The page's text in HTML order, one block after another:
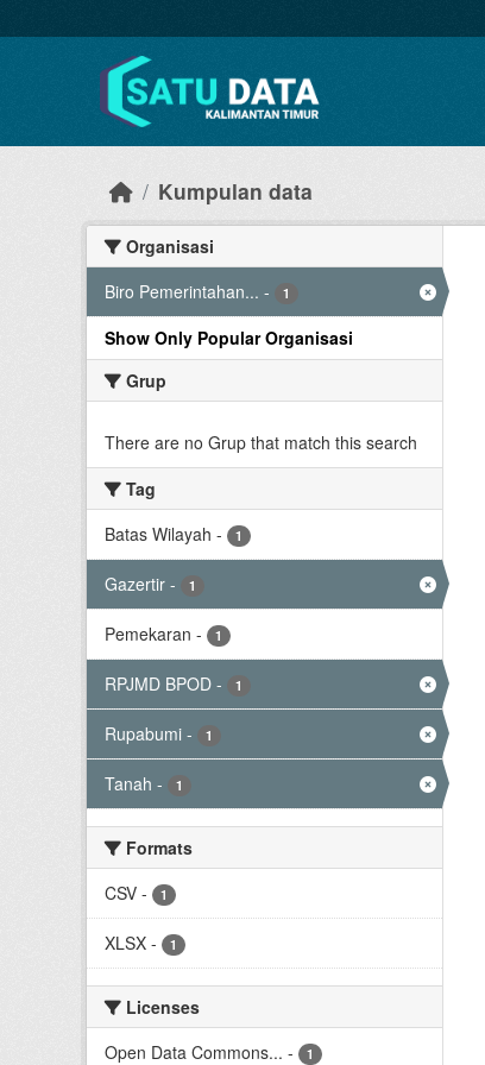
Kumpulan data
Organisasi
Biro Pemerintahan... - 1
Show Only Popular Organisasi
Grup
There are no Grup that match this search
Tag
Batas Wilayah - 1
Gazertir - 1
Pemekaran - 1
RPJMD BPOD - 1
Rupabumi - 1
Tanah - 1
Formats
CSV - 1
XLSX - 1
Licenses
Open Data Commons... - 1